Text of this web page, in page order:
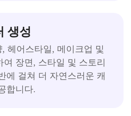
생성
헤어스타일, 메이크업 및
여 장면, 스타일 및 스토리
에 걸쳐 더 자연스러운 캐
합니다.